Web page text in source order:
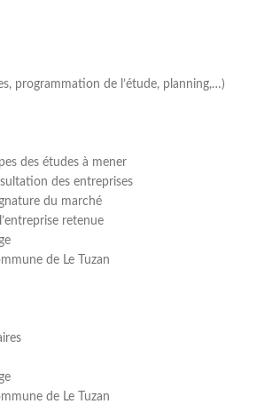
programmation de l’étude, planning,…)
des études à mener
des entreprises
du marché
retenue
de Le Tuzan
de Le Tuzan